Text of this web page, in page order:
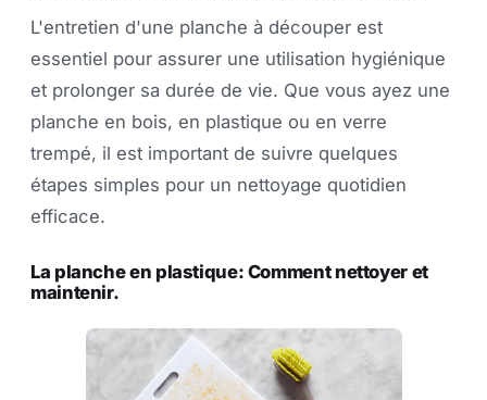
L'entretien d'une planche à découper est
essentiel pour assurer une utilisation hygiénique
et prolonger sa durée de vie. Que vous ayez une
planche en bois, en plastique ou en verre
trempé, il est important de suivre quelques
étapes simples pour un nettoyage quotidien
efficace.
La planche en plastique: Comment nettoyer et
maintenir.